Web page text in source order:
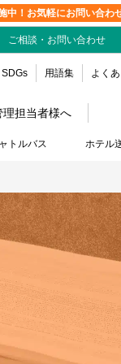
中！お気軽にお問い合わ
ご相談・お問い合わせ
SDGs 用語集 よく
理担当者様へ
トルバス ホテル